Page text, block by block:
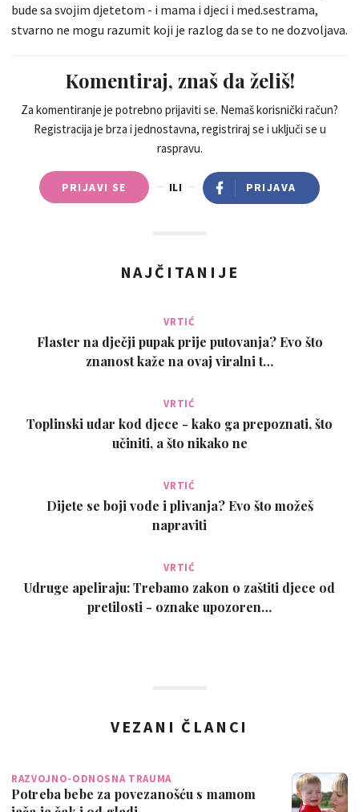
nadati da ce i u Hrvatskoj uskoro biti tako???
bude sa svojim djetetom - i mama i djeci i med.sestrama,
stvarno ne mogu razumit koji je razlog da se to ne dozvoljava.
Komentiraj, znaš da želiš!
Za komentiranje je potrebno prijaviti se. Nemaš korisnički račun?
Registracija je brza i jednostavna, registriraj se i uključi se u
raspravu.
PRIJAVI SE ILI PRIJAVA
NAJČITANIJE
VRTIĆ
Flaster na dječji pupak prije putovanja? Evo što
znanost kaže na ovaj viralni t…
VRTIĆ
Toplinski udar kod djece - kako ga prepoznati, što
učiniti, a što nikako ne
VRTIĆ
Dijete se boji vode i plivanja? Evo što možeš
napraviti
VRTIĆ
Udruge apeliraju: Trebamo zakon o zaštiti djece od
pretilosti - oznake upozoren…
VEZANI ČLANCI
RAZVOJNO-ODNOSNA TRAUMA
Potreba bebe za povezanošću s mamom